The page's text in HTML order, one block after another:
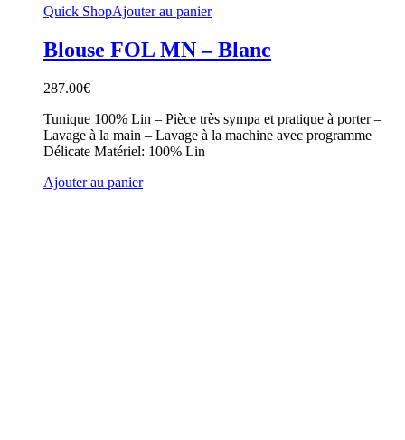
Quick ShopAjouter au panier
Blouse FOL MN – Blanc
287.00€
Tunique 100% Lin – Pièce très sympa et pratique à porter –
Lavage à la main – Lavage à la machine avec programme
Délicate Matériel: 100% Lin
Ajouter au panier